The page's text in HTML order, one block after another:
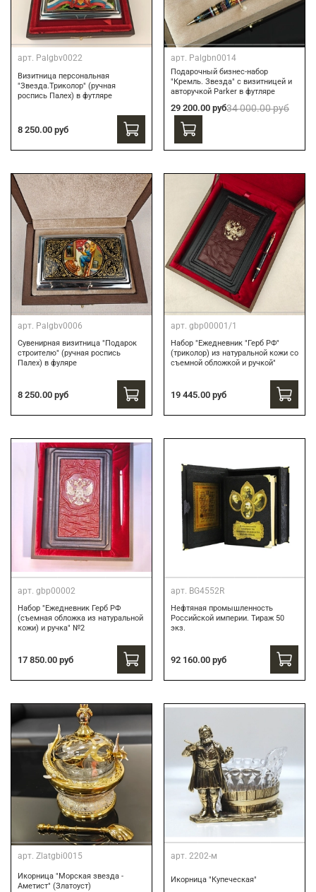
арт. Palgbv0022
Визитница персональная
"Звезда.Триколор" (ручная
роспись Палех) в футляре
8 250.00 руб
арт. Palgbn0014
Подарочный бизнес-набор
"Кремль. Звезда" с визитницей и
авторучкой Parker в футляре
29 200.00 руб34 000.00 руб
арт. Palgbv0006
Сувенирная визитница "Подарок
строителю" (ручная роспись
Палех) в фуляре
8 250.00 руб
арт. gbp00001/1
Набор "Ежедневник "Герб РФ"
(триколор) из натуральной кожи со
съемной обложкой и ручкой"
19 445.00 руб
арт. gbp00002
Набор "Ежедневник Герб РФ
(съемная обложка из натуральной
кожи) и ручка" №2
17 850.00 руб
арт. BG4552R
Нефтяная промышленность
Российской империи. Тираж 50
экз.
92 160.00 руб
арт. Zlatgbi0015
Икорница "Морская звезда -
Аметист" (Златоуст)
арт. 2202-м
Икорница "Купеческая"